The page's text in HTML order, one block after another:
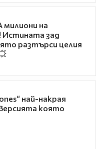
милиони на
Истината зад
разтърси целия
най-накрая
която